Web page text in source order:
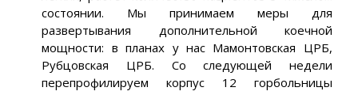
состоянии. Мы принимаем меры для
развертывания дополнительной коечной
мощности: в планах у нас Мамонтовская ЦРБ,
Рубцовская ЦРБ. Со следующей недели
перепрофилируем корпус 12 горбольницы